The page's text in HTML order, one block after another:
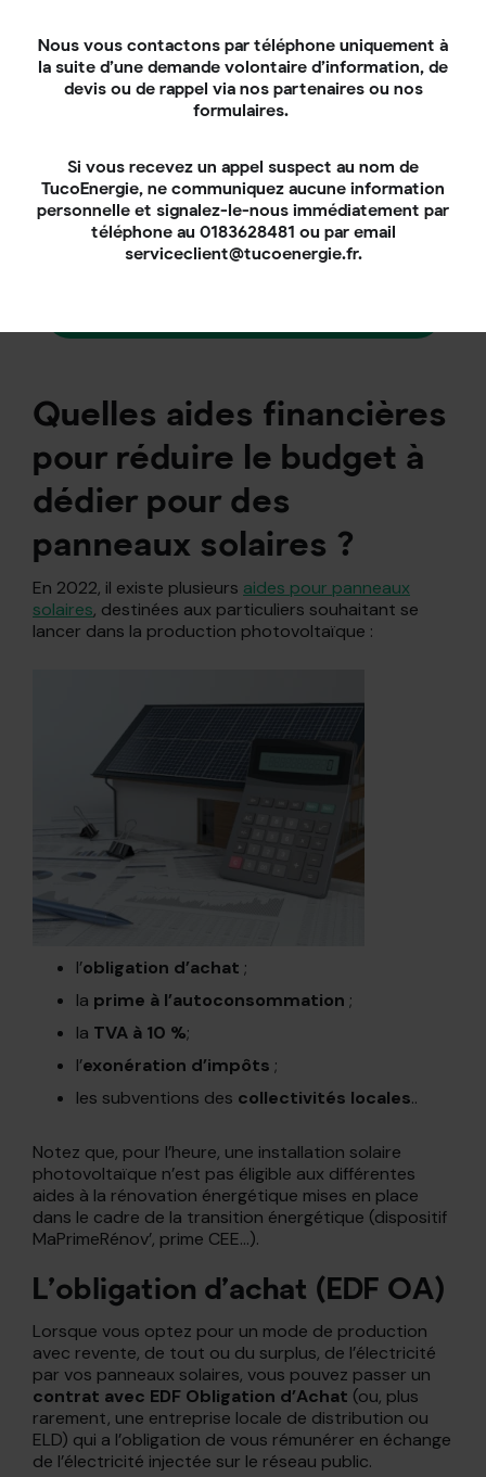
(programmation des appareils électriques de
votre logement pour coïncider avec les pics de
production des panneaux, par exemple).
de l’électricité non consommée, prime à
l’autoconsommation…) et vous permettent, sous
certaines conditions, de rentabiliser plus rapidement
votre installation photovoltaïque.
Quelles aides financières
pour réduire le budget à
dédier pour des
panneaux solaires ?
En 2022, il existe plusieurs aides pour panneaux
solaires, destinées aux particuliers souhaitant se
lancer dans la production photovoltaïque :
l’obligation d’achat ;
la prime à l’autoconsommation ;
la TVA à 10 %;
l’exonération d’impôts ;
les subventions des collectivités locales..
Notez que, pour l’heure, une installation solaire
photovoltaïque n’est pas éligible aux différentes
aides à la rénovation énergétique mises en place
dans le cadre de la transition énergétique (dispositif
MaPrimeRénov’, prime CEE…).
L’obligation d’achat (EDF OA)
Lorsque vous optez pour un mode de production
avec revente, de tout ou du surplus, de l’électricité
par vos panneaux solaires, vous pouvez passer un
contrat avec EDF Obligation d’Achat (ou, plus
rarement, une entreprise locale de distribution ou
ELD) qui a l’obligation de vous rémunérer en échange
de l’électricité injectée sur le réseau public.
Nous vous contactons par téléphone uniquement à
la suite d’une demande volontaire d’information, de
devis ou de rappel via nos partenaires ou nos
formulaires.
Si vous recevez un appel suspect au nom de
TucoEnergie, ne communiquez aucune information
personnelle et signalez-le-nous immédiatement par
téléphone au 0183628481 ou par email
serviceclient@tucoenergie.fr.